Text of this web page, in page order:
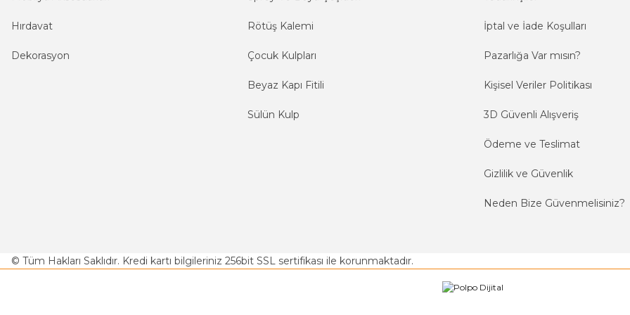
Hırdavat
Dekorasyon
Rötüş Kalemi
Çocuk Kulpları
Beyaz Kapı Fitili
Sülün Kulp
İptal ve İade Koşulları
Pazarlığa Var mısın?
Kişisel Veriler Politikası
3D Güvenli Alışveriş
Ödeme ve Teslimat
Gizlilik ve Güvenlik
Neden Bize Güvenmelisiniz?
© Tüm Hakları Saklıdır. Kredi kartı bilgileriniz 256bit SSL sertifikası ile korunmaktadır.